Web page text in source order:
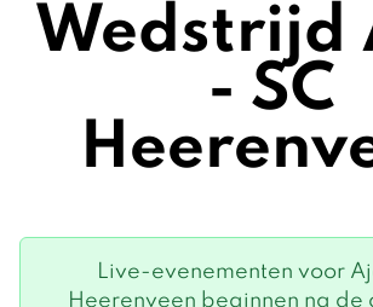
Wedstrijd
- SC
Live-evenementen voor
Heerenveen beginnen na